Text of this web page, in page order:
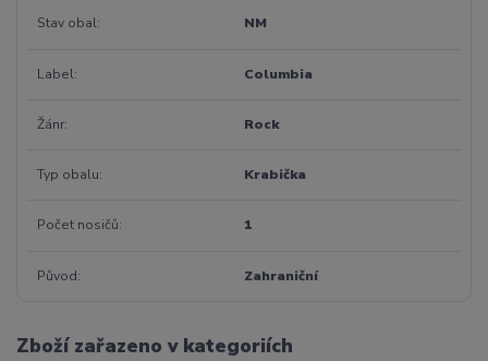
Stav obal NM
Label Columbia
Žánr Rock
Typ obalu Krabička
Počet nosičů 1
Původ Zahraniční
Zboží zařazeno v kategoriích